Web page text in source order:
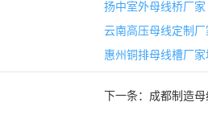
扬中室外母线桥厂家
云南高压母线定制厂
惠州铜排母线槽厂
下一条： 成都制造